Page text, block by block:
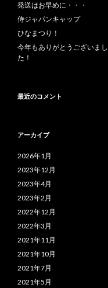
発送はお早めに・・・
侍ジャパンキャップ
ひなまつり！
今年もありがとうございまし
た！
最近のコメント
アーカイブ
2026年1月
2023年12月
2023年4月
2023年2月
2022年12月
2022年3月
2021年11月
2021年10月
2021年7月
2021年5月